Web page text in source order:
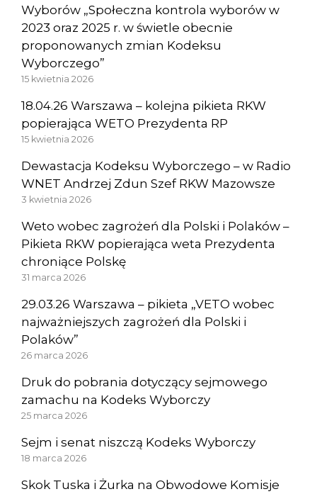
Wyborów „Społeczna kontrola wyborów w
2023 oraz 2025 r. w świetle obecnie
proponowanych zmian Kodeksu
Wyborczego”
15 kwietnia 2026
18.04.26 Warszawa – kolejna pikieta RKW
popierająca WETO Prezydenta RP
15 kwietnia 2026
Dewastacja Kodeksu Wyborczego – w Radio
WNET Andrzej Zdun Szef RKW Mazowsze
3 kwietnia 2026
Weto wobec zagrożeń dla Polski i Polaków –
Pikieta RKW popierająca weta Prezydenta
chroniące Polskę
31 marca 2026
29.03.26 Warszawa – pikieta „VETO wobec
najważniejszych zagrożeń dla Polski i
Polaków”
26 marca 2026
Druk do pobrania dotyczący sejmowego
zamachu na Kodeks Wyborczy
25 marca 2026
Sejm i senat niszczą Kodeks Wyborczy
18 marca 2026
Skok Tuska i Żurka na Obwodowe Komisje